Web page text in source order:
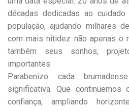
décadas dedicadas ao
população, ajudando milhares
com mais nitidez não apenas o
também seus sonhos,
importantes.
Parabenizo cada
significativa. Que continuemos
confiança, ampliando